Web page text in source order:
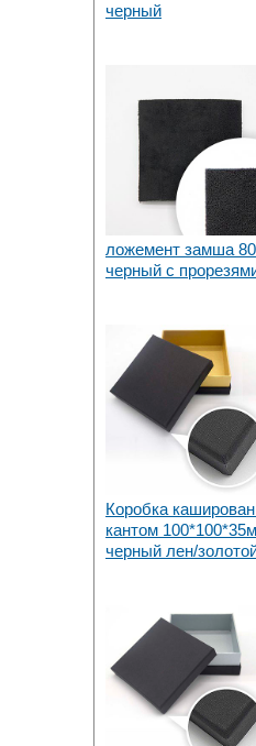
черный
ложемент замша
черный с
Коробка
кантом
черный лен/